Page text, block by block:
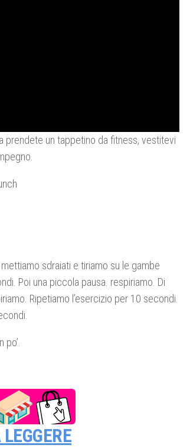
prendete un tappetino da fitness, vestitevi
sdraiati e tiriamo su le gambe
Poi una piccola pausa. respiriamo. Di
Ripetiamo l’esercizio per 10 secondi.
po’.